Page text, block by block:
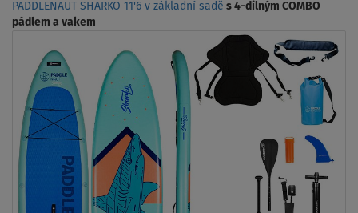
PADDLENAUT SHARKO 11'6 v základní sadě s 4-dílným COMBO
pádlem a vakem